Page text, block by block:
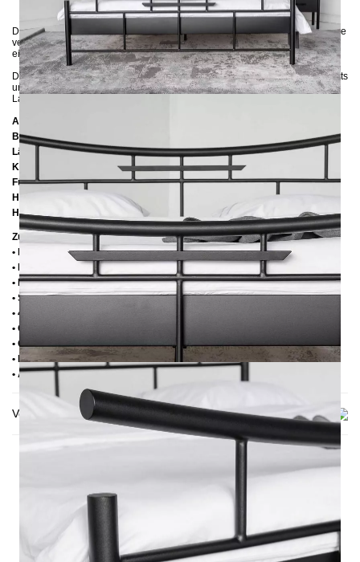
Das Metallbett SEKOist die Schönheit Asiens, die Mystik des Orients und die
verführerische Moderne. Durch dieses einzigartige Möbelstück bringen Sie
ein Teil der asiatischen Hochkultur in Ihr Schlafzimmer.
Das Bett besitzt in der Mitte eine Längstraverse mit einem Stützfuß und rechts
und links seitliche Auflageleisten, so können sowohl ein als auch zwei
Lattenroste in den Rahmen reingelegt werden.
Abmessungen
Breite:148 cm
Länge:
210 cm
Kopfteilhöhe:
Füßteilhöhe:67 cm
Höhe bis zur Rahmenunterkante:
Höhe bis zur Rahmenoberkante:
Zusätzliche Informationen
• Handmade
• Pulverbesichtet
• Fußstopfen aus Kunststoff
• Seitenablagen für Lattenrost 2,8 cm
• 4 cm breite Mitteltraverse
• Ohne Lattenrost
• Ohne Matratze
• Lieferzustand: Zerlegt (in 2 Kartons)
• Andere RAL-Farben auf Anfrage möglich
Versand & Lieferung
DAS KÖNNTE DIR AUCH